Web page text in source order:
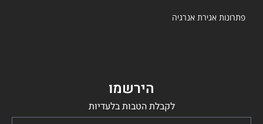
פתרונות אגירת אנרגיה
הירשמו
לקבלת הטבות בלעדיות